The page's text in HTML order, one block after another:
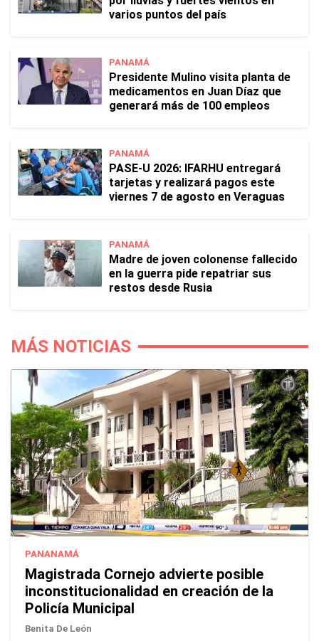
varios puntos del país
PANAMÁ
Presidente Mulino visita planta de
medicamentos en Juan Díaz que
generará más de 100 empleos
PANAMÁ
PASE-U 2026: IFARHU entregará
tarjetas y realizará pagos este
viernes 7 de agosto en Veraguas
PANAMÁ
Madre de joven colonense fallecido
en la guerra pide repatriar sus
restos desde Rusia
MÁS NOTICIAS
PANANAMÁ
Magistrada Cornejo advierte posible
inconstitucionalidad en creación de la
Policía Municipal
Benita De León